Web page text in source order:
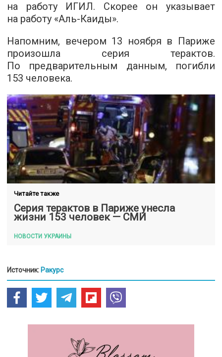
на работу ИГИЛ. Скорее он указывает
на работу «Аль-Каиды».
Напомним, вечером 13 ноября в Париже
произошла серия терактов.
По предварительным данным, погибли
153 человека.
Читайте также
Серия терактов в Париже унесла
жизни 153 человек — СМИ
НОВОСТИ УКРАИНЫ
Источник: Ракурс